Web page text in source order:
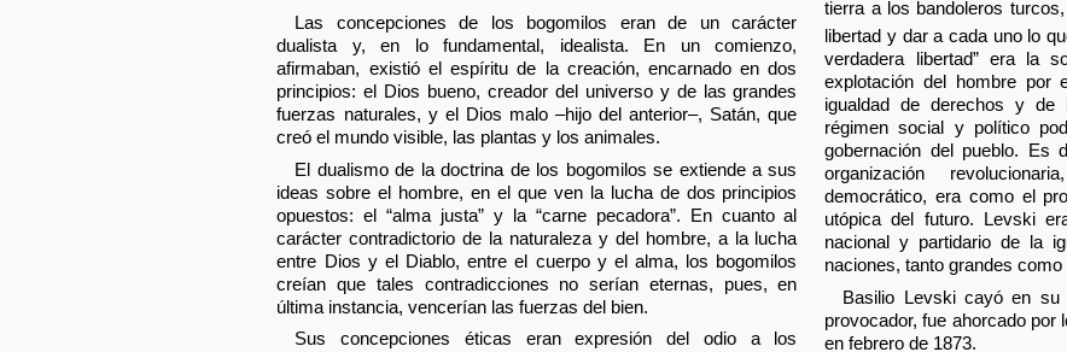
Las concepciones de los bogomilos eran de un carácter
dualista y, en lo fundamental, idealista. En un comienzo,
afirmaban, existió el espíritu de la creación, encarnado en dos
principios: el Dios bueno, creador del universo y de las grandes
fuerzas naturales, y el Dios malo –hijo del anterior–, Satán, que
creó el mundo visible, las plantas y los animales.
El dualismo de la doctrina de los bogomilos se extiende a sus
ideas sobre el hombre, en el que ven la lucha de dos principios
opuestos: el “alma justa” y la “carne pecadora”. En cuanto al
carácter contradictorio de la naturaleza y del hombre, a la lucha
entre Dios y el Diablo, entre el cuerpo y el alma, los bogomilos
creían que tales contradicciones no serían eternas, pues, en
última instancia, vencerían las fuerzas del bien.
Sus concepciones éticas eran expresión del odio a los
tierra a los bandoleros
libertad y dar a cada uno lo
verdadera libertad” era la
explotación del hombre por
igualdad de derechos y
régimen social y político
gobernación del pueblo. Es
organización
democrático, era como el
utópica del futuro. Levski
nacional y partidario de la
naciones, tanto grandes como
Basilio Levski cayó en su
provocador, fue ahorcado por
en febrero de 1873.